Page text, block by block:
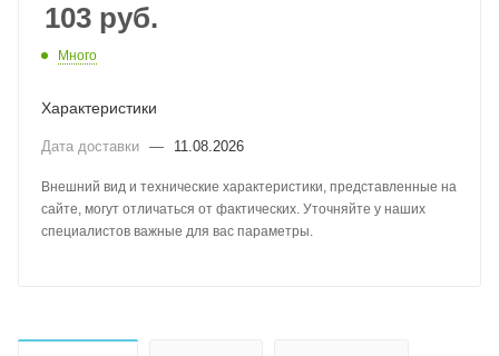
103 руб.
Много
Характеристики
Дата доставки — 11.08.2026
Внешний вид и технические характеристики, представленные на
сайте, могут отличаться от фактических. Уточняйте у наших
специалистов важные для вас параметры.